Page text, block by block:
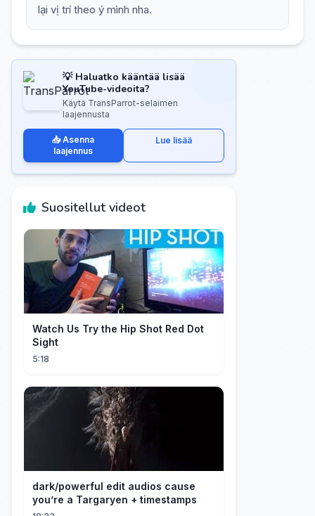
lại vị trí theo ý mình nha.
💡 Haluatko kääntää lisää
YouTube-videoita?
Käytä TransParrot-selaimen
laajennusta
📥 Asenna
laajennus
Lue lisää
Suositellut videot
Watch Us Try the Hip Shot Red Dot
Sight
5:18
dark/powerful edit audios cause
you’re a Targaryen + timestamps